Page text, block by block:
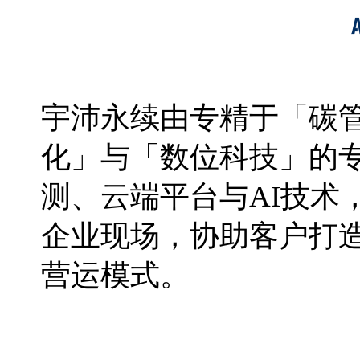
宇沛永续由专精于「碳
化」与「数位科技」的
测、云端平台与AI技术
企业现场，协助客户打
营运模式。